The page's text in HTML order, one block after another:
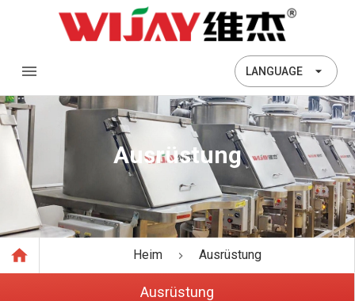
LANGUAGE
Ausrüstung
Heim Ausrüstung
Ausrüstung